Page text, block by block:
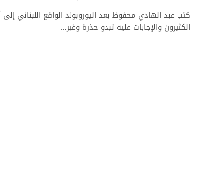
كتب ​​​​​​​عبد الهادي محفوظ ​بعد اليوروبوند الواقع اللبناني
الكثيرون والإجابات عليه تبدو حذرة وغير…